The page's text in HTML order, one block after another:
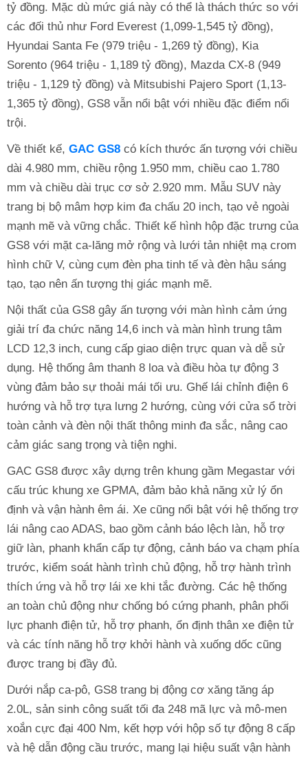
tỷ đồng. Mặc dù mức giá này có thể là thách thức so với
các đối thủ như Ford Everest (1,099-1,545 tỷ đồng),
Hyundai Santa Fe (979 triệu - 1,269 tỷ đồng), Kia
Sorento (964 triệu - 1,189 tỷ đồng), Mazda CX-8 (949
triệu - 1,129 tỷ đồng) và Mitsubishi Pajero Sport (1,13-
1,365 tỷ đồng), GS8 vẫn nổi bật với nhiều đặc điểm nổi
trội.
Về thiết kế, GAC GS8 có kích thước ấn tượng với chiều
dài 4.980 mm, chiều rộng 1.950 mm, chiều cao 1.780
mm và chiều dài trục cơ sở 2.920 mm. Mẫu SUV này
trang bị bộ mâm hợp kim đa chấu 20 inch, tạo vẻ ngoài
mạnh mẽ và vững chắc. Thiết kế hình hộp đặc trưng của
GS8 với mặt ca-lăng mở rộng và lưới tản nhiệt mạ crom
hình chữ V, cùng cụm đèn pha tinh tế và đèn hậu sáng
tạo, tạo nên ấn tượng thị giác mạnh mẽ.
Nội thất của GS8 gây ấn tượng với màn hình cảm ứng
giải trí đa chức năng 14,6 inch và màn hình trung tâm
LCD 12,3 inch, cung cấp giao diện trực quan và dễ sử
dụng. Hệ thống âm thanh 8 loa và điều hòa tự động 3
vùng đảm bảo sự thoải mái tối ưu. Ghế lái chỉnh điện 6
hướng và hỗ trợ tựa lưng 2 hướng, cùng với cửa sổ trời
toàn cảnh và đèn nội thất thông minh đa sắc, nâng cao
cảm giác sang trọng và tiện nghi.
GAC GS8 được xây dựng trên khung gầm Megastar với
cấu trúc khung xe GPMA, đảm bảo khả năng xử lý ổn
định và vận hành êm ái. Xe cũng nổi bật với hệ thống trợ
lái nâng cao ADAS, bao gồm cảnh báo lệch làn, hỗ trợ
giữ làn, phanh khẩn cấp tự động, cảnh báo va chạm phía
trước, kiểm soát hành trình chủ động, hỗ trợ hành trình
thích ứng và hỗ trợ lái xe khi tắc đường. Các hệ thống
an toàn chủ động như chống bó cứng phanh, phân phối
lực phanh điện tử, hỗ trợ phanh, ổn định thân xe điện tử
và các tính năng hỗ trợ khởi hành và xuống dốc cũng
được trang bị đầy đủ.
Dưới nắp ca-pô, GS8 trang bị động cơ xăng tăng áp
2.0L, sản sinh công suất tối đa 248 mã lực và mô-men
xoắn cực đại 400 Nm, kết hợp với hộp số tự động 8 cấp
và hệ dẫn động cầu trước, mang lại hiệu suất vận hành